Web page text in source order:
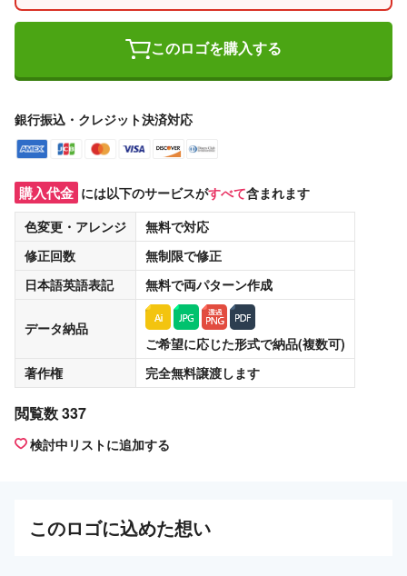
このロゴを購入する
銀行振込・クレジット決済対応
購入代金 には以下のサービスがすべて含まれます
色変更・アレンジ
無料で対応
修正回数
無制限で修正
日本語英語表記
無料で両パターン作成
データ納品
ご希望に応じた形式で納品(複数可)
著作権
完全無料譲渡します
閲覧数 337
検討中リストに追加する
このロゴに込めた想い